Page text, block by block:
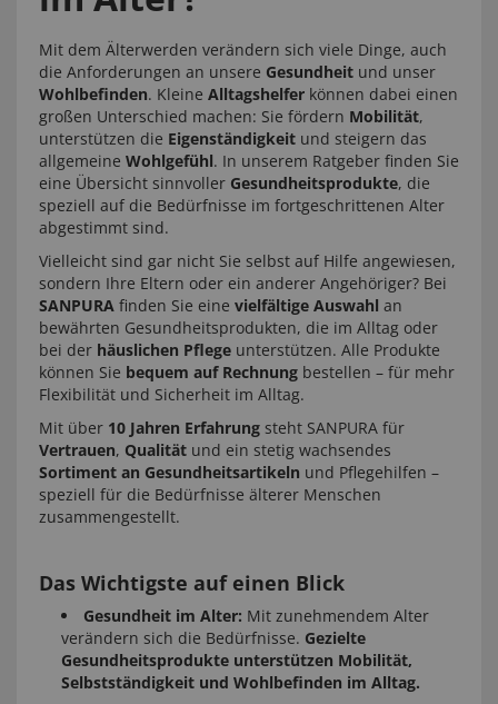
Mit dem Älterwerden verändern sich viele Dinge, auch
die Anforderungen an unsere Gesundheit und unser
Wohlbefinden. Kleine Alltagshelfer können dabei einen
großen Unterschied machen: Sie fördern Mobilität,
unterstützen die Eigenständigkeit und steigern das
allgemeine Wohlgefühl. In unserem Ratgeber finden Sie
eine Übersicht sinnvoller Gesundheitsprodukte, die
speziell auf die Bedürfnisse im fortgeschrittenen Alter
abgestimmt sind.
Vielleicht sind gar nicht Sie selbst auf Hilfe angewiesen,
sondern Ihre Eltern oder ein anderer Angehöriger? Bei
SANPURA finden Sie eine vielfältige Auswahl an
bewährten Gesundheitsprodukten, die im Alltag oder
bei der häuslichen Pflege unterstützen. Alle Produkte
können Sie bequem auf Rechnung bestellen – für mehr
Flexibilität und Sicherheit im Alltag.
Mit über 10 Jahren Erfahrung steht SANPURA für
Vertrauen, Qualität und ein stetig wachsendes
Sortiment an Gesundheitsartikeln und Pflegehilfen –
speziell für die Bedürfnisse älterer Menschen
zusammengestellt.
Das Wichtigste auf einen Blick
Gesundheit im Alter: Mit zunehmendem Alter
verändern sich die Bedürfnisse. Gezielte
Gesundheitsprodukte unterstützen Mobilität,
Selbstständigkeit und Wohlbefinden im Alltag.